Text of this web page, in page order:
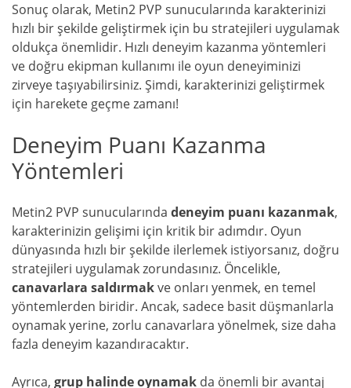
Sonuç olarak, Metin2 PVP sunucularında karakterinizi
hızlı bir şekilde geliştirmek için bu stratejileri uygulamak
oldukça önemlidir. Hızlı deneyim kazanma yöntemleri
ve doğru ekipman kullanımı ile oyun deneyiminizi
zirveye taşıyabilirsiniz. Şimdi, karakterinizi geliştirmek
için harekete geçme zamanı!
Deneyim Puanı Kazanma
Yöntemleri
Metin2 PVP sunucularında deneyim puanı kazanmak,
karakterinizin gelişimi için kritik bir adımdır. Oyun
dünyasında hızlı bir şekilde ilerlemek istiyorsanız, doğru
stratejileri uygulamak zorundasınız. Öncelikle,
canavarlara saldırmakve onları yenmek, en temel
yöntemlerden biridir. Ancak, sadece basit düşmanlarla
oynamak yerine, zorlu canavarlara yönelmek, size daha
fazla deneyim kazandıracaktır.
Ayrıca, grup halinde oynamak da önemli bir avantaj